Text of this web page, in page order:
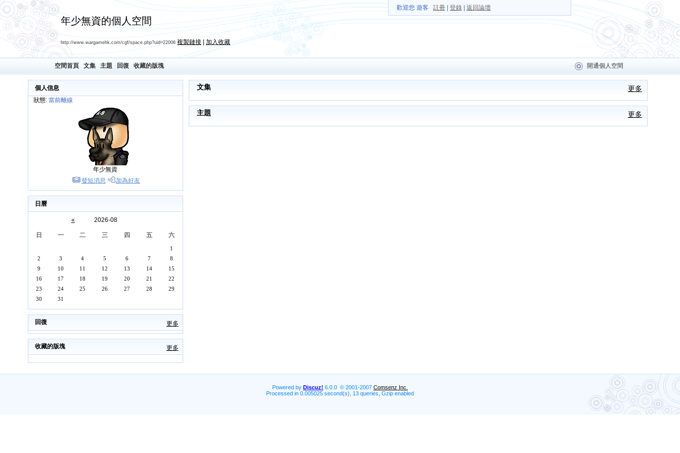
歡迎您 遊客 註冊| 登錄| 返回論壇
年少無資的個人空間
http://www.wargamehk.com/cgf/space.php?uid=22006 複製鏈接 加入收藏
空間首頁 文集 主題 回復 收藏的版塊 開通個人空間
個人信息
狀態: 當前離線
年少無資
發短消息
加為好友
日曆
« 2026-08
日 一 二 三 四 五 六
1
2
3 4 5 6 7
8
9
10 11 12 13 14
15
16
17 18 19 20 21
22
23
24 25 26 27 28
29
30
31
回復 更多
收藏的版塊 更多
文集 更多
主題 更多
Powered by Discuz! 6.0.0 © 2001-2007 Comsenz Inc.
Processed in 0.005025 second(s), 13 queries, Gzip enabled